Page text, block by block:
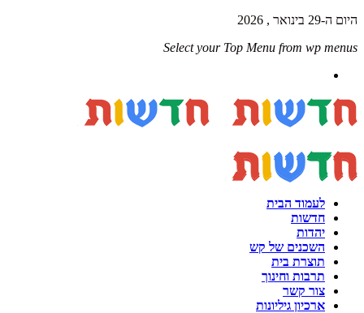
היום ה-29 בינואר , 2026
Select your Top Menu from wp menus
לעמוד הבית
חדשות
יהדות
השכנים של קש
תוצרת בית
תרבות וחינוך
צור קשר
ארכיון גיליונות